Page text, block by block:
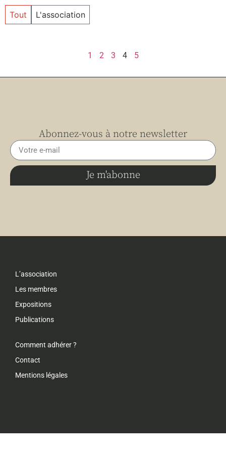
L'association
Tout
1 2 3 4 5
Abonnez-vous à notre newsletter
Je m'abonne
L’association
Les membres
Expositions
Publications
Comment adhérer ?
Contact
Mentions légales